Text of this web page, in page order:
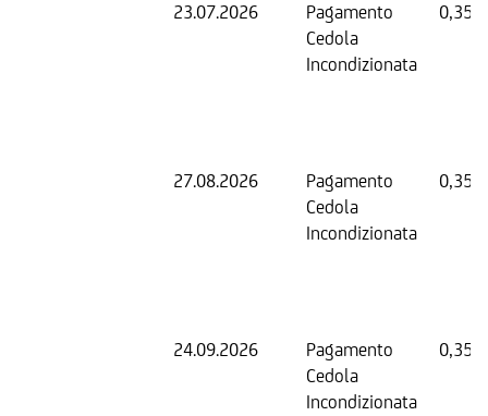
23.07.2026
Pagamento
Cedola
Incondizionata
0,35
27.08.2026
Pagamento
Cedola
Incondizionata
0,35
24.09.2026
Pagamento
Cedola
Incondizionata
0,35